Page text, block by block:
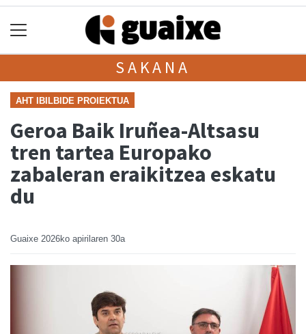
SAKANA
AHT IBILBIDE PROIEKTUA
Geroa Baik Iruñea-Altsasu
tren tartea Europako
zabaleran eraikitzea eskatu
du
Guaixe 2026ko apirilaren 30a